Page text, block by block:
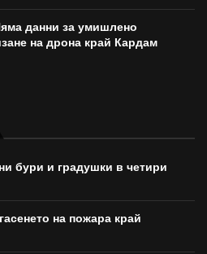
данни за умишлено
на дрона край Кардам
бури и градушки в четири
на пожара край